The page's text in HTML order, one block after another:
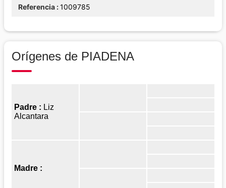
Referencia 1009785
Orígenes de PIADENA
Padre : Liz
Alcantara
Madre :